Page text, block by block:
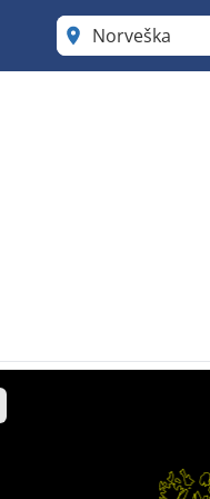
Norveška